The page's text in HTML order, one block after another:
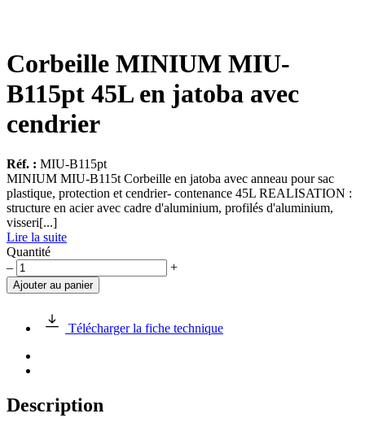
Corbeille MINIUM MIU-
B115pt 45L en jatoba avec
cendrier
Réf. : MIU-B115pt
MINIUM MIU-B115t Corbeille en jatoba avec anneau pour sac
plastique, protection et cendrier- contenance 45L REALISATION :
structure en acier avec cadre d'aluminium, profilés d'aluminium,
visseri[...]
Lire la suite
Quantité
quantité
de
Corbeille
MIU-
avec
cendrier
– +
Ajouter au panier
Télécharger la fiche technique
Description